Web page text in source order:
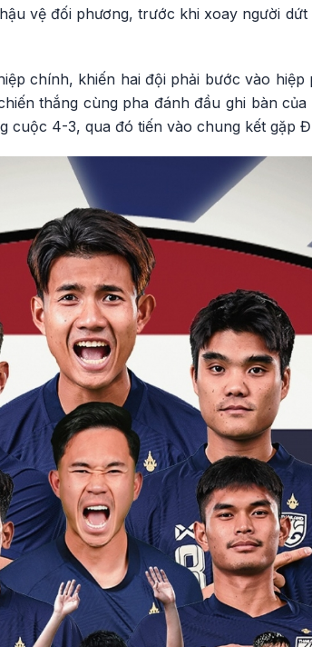
vệ đối phương, trước khi xoay người
chính, khiến hai đội phải bước vào hiệp
thắng cùng pha đánh đầu ghi bàn
cuộc 4-3, qua đó tiến vào chung kết gặp